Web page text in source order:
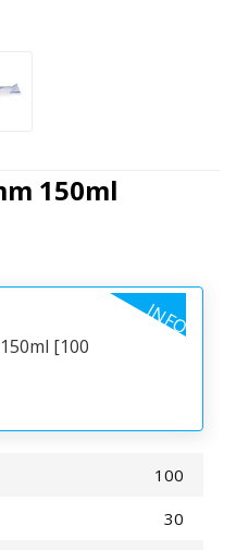
150ml
INFO
[100
100
30